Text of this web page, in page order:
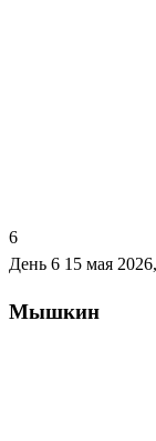
6
День 6 15 мая
Мышкин